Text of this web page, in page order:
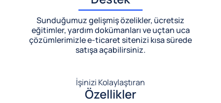
Sunduğumuz gelişmiş özelikler, ücretsiz
eğitimler, yardım dokümanları ve uçtan uca
çözümlerimizlee-ticaret sitenizi kısa sürede
satışa açabilirsiniz.
İşinizi Kolaylaştıran
Özellikler